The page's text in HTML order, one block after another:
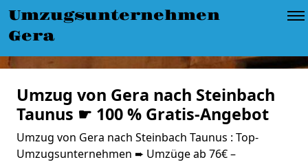
Umzugsunternehmen
Gera
Umzug von Gera nach Steinbach
Taunus ☛ 100 % Gratis-Angebot
Umzug von Gera nach Steinbach Taunus : Top-
Umzugsunternehmen ➨ Umzüge ab 76€ –